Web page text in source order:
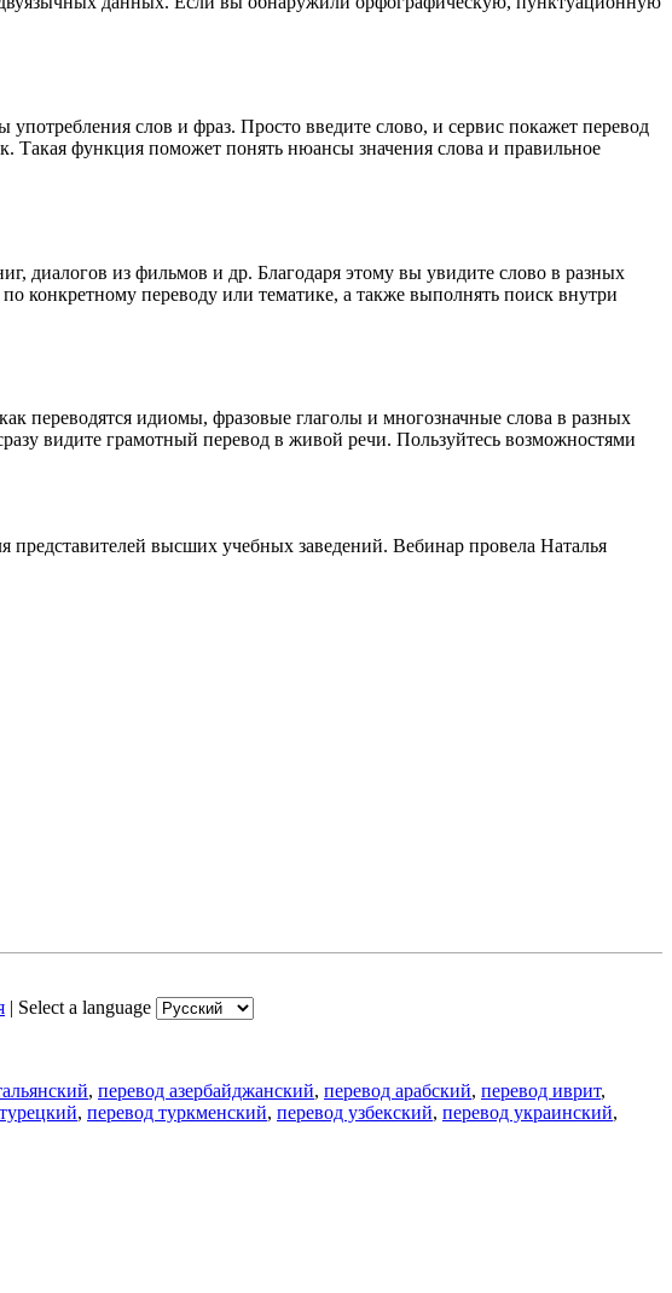
слов и фраз. Просто введите слово, и сервис покажет перевод
Такая функция поможет понять нюансы значения слова и правильное
диалогов из фильмов и др. Благодаря этому вы увидите слово в разных
конкретному переводу или тематике, а также выполнять поиск внутри
переводятся идиомы, фразовые глаголы и многозначные слова в разных
видите грамотный перевод в живой речи. Пользуйтесь возможностями
высших учебных заведений. Вебинар провела Наталья
| Select a language
, перевод азербайджанский, перевод арабский, перевод иврит,
, перевод туркменский, перевод узбекский, перевод украинский,